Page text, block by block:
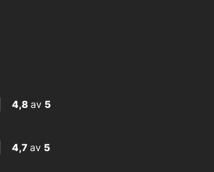
4,8av 5
4,7av 5